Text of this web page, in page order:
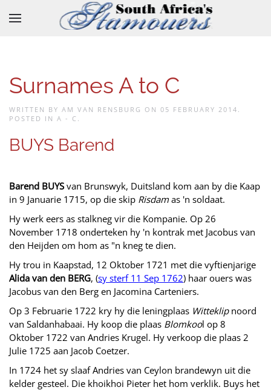
Skip to main content
Surnames A to C
WRITTEN BY AM VAN RENSBURG ON 05 FEBRUARY 2014 .
POSTED IN A - C .
BUYS Barend
Barend BUYS van Brunswyk, Duitsland kom aan by die Kaap
in 9 Januarie 1715, op die skip Risdamas 'n soldaat.
Hy werk eers as stalkneg vir die Kompanie. Op 26
November 1718 onderteken hy 'n kontrak met Jacobus van
den Heijden om hom as "n kneg te dien.
Hy trou in Kaapstad, 12 Oktober 1721 met die vyftienjarige
Alida van den BERG, (sy sterf 11 Sep 1762) haar ouers was
Jacobus van den Berg en Jacomina Carteniers.
Op 3 Februarie 1722 kry hy die leningplaas Witteklipnoord
van Saldanhabaai. Hy koop die plaas Blomkool op 8
Oktober 1722 van Andries Krugel. Hy verkoop die plaas 2
Julie 1725 aan Jacob Coetzer.
In 1724 het sy slaaf Andries van Ceylon brandewyn uit die
kelder gesteel. Die khoikhoi Pieter het hom verklik. Buys het